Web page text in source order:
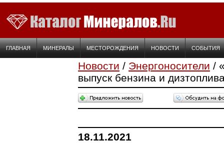
ГЛАВНАЯ МИНЕРАЛЫ МЕСТОРОЖДЕНИЯ НОВОСТИ СОБЫТИЯ
Новости / Энергоносители /
выпуск бензина и
18.11.2021